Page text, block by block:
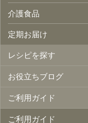
介護食品
定期お届け
レシピを探す
お役立ちブログ
ご利用ガイド
ご利用ガイド